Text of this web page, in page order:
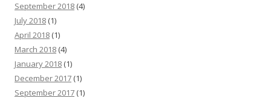
September 2018 (4)
July 2018 (1)
April 2018 (1)
March 2018 (4)
January 2018 (1)
December 2017 (1)
September 2017 (1)